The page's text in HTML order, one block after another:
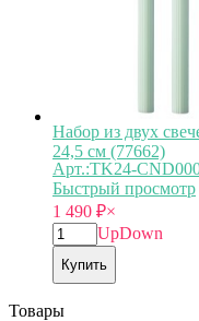
Набор из двух
24,5 см (77662)
Арт.:TK24-
Быстрый просмотр
1 490 ₽×
UpDown
Купить
Товары